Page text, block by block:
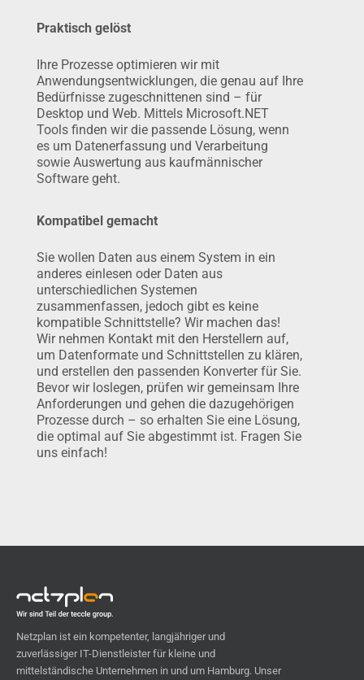
Praktisch gelöst
Ihre Prozesse optimieren wir mit
Anwendungsentwicklungen, die genau auf Ihre
Bedürfnisse zuge­schnittenen sind – für
Desktop und Web. Mittels Microsoft.NET
Tools finden wir die passende Lösung, wenn
es um Daten­er­fassung und Verarbeitung
sowie Auswertung aus kauf­männischer
Software geht.
Kompatibel gemacht
Sie wollen Daten aus einem System in ein
anderes einlesen oder Daten aus
unterschiedlichen Systemen
zusammenfassen, jedoch gibt es keine
kompatible Schnitt­stelle? Wir machen das!
Wir nehmen Kontakt mit den Herstellern auf,
um Datenformate und Schnittstellen zu klären,
und erstellen den passenden Konverter für Sie.
Bevor wir loslegen, prüfen wir gemeinsam Ihre
Anforderungen und gehen die dazugehörigen
Prozesse durch – so erhalten Sie eine Lösung,
die optimal auf Sie abgestimmt ist. Fragen Sie
uns einfach!
Netzplan ist ein kompetenter, langjähriger und
zuverlässiger IT-Dienstleister für kleine und
mittelständische Unternehmen in und um Hamburg. Unser